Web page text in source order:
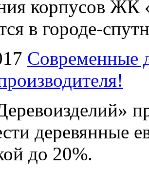
корпусов ЖК
в городе-
Современные
деревянные
до 20%.